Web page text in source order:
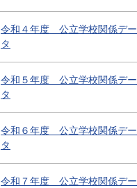
令和４年度 公立学校関係デー
タ
令和５年度 公立学校関係デー
タ
令和６年度 公立学校関係デー
タ
令和７年度 公立学校関係デー